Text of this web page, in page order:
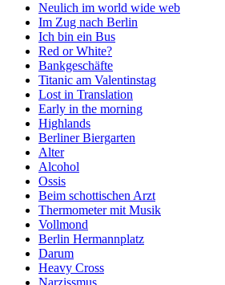
Neulich im world wide web
Im Zug nach Berlin
Ich bin ein Bus
Red or White?
Bankgeschäfte
Titanic am Valentinstag
Lost in Translation
Early in the morning
Highlands
Berliner Biergarten
Alter
Alcohol
Ossis
Beim schottischen Arzt
Thermometer mit Musik
Vollmond
Berlin Hermannplatz
Darum
Heavy Cross